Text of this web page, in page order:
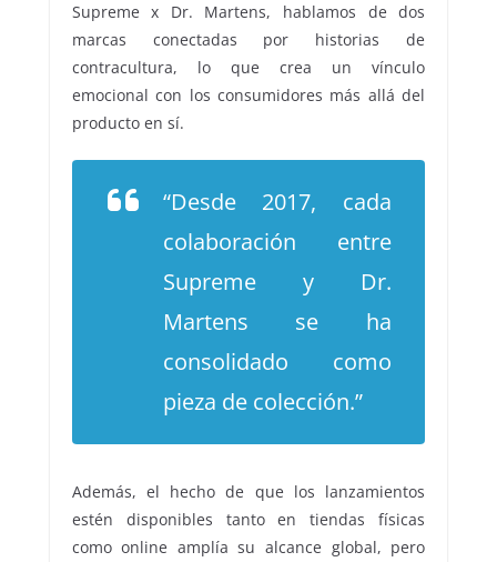
Supreme x Dr. Martens, hablamos de dos
marcas conectadas por historias de
contracultura, lo que crea un vínculo
emocional con los consumidores más allá del
producto en sí.
“Desde 2017, cada
colaboración entre
Supreme y Dr.
Martens se ha
consolidado como
pieza de colección.”
Además, el hecho de que los lanzamientos
estén disponibles tanto en tiendas físicas
como online amplía su alcance global, pero